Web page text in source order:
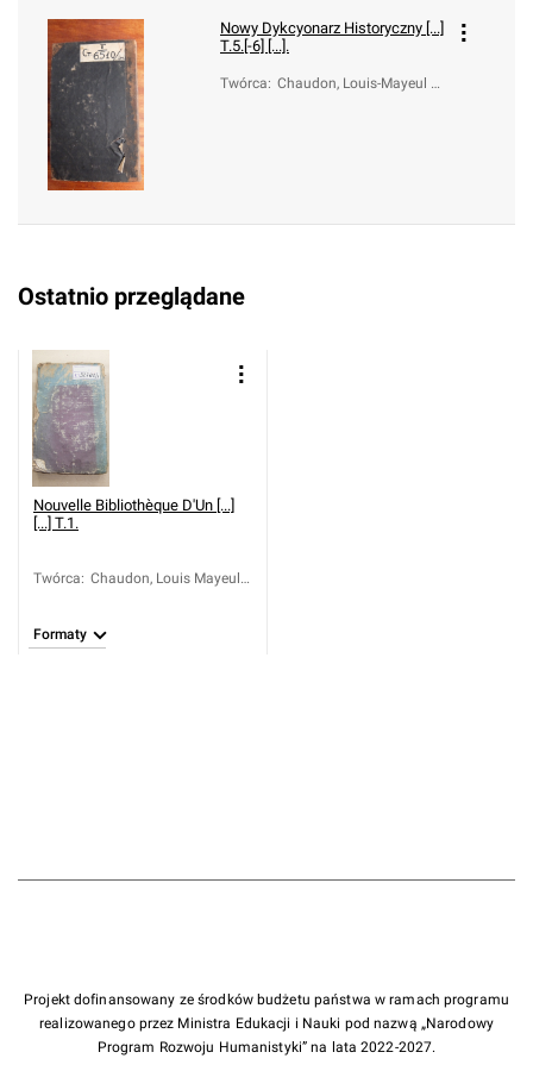
Nowy Dykcyonarz Historyczny [...]
T.5.[-6] [...].
Twórca: Chaudon, Louis-Mayeul (1
Ostatnio przeglądane
Nouvelle Bibliothèque D'Un [...]
[...] T.1.
Twórca: Chaudon, Louis Mayeul
Formaty
Projekt dofinansowany ze środków budżetu państwa w ramach programu
realizowanego przez Ministra Edukacji i Nauki pod nazwą „Narodowy
Program Rozwoju Humanistyki” na lata 2022-2027.